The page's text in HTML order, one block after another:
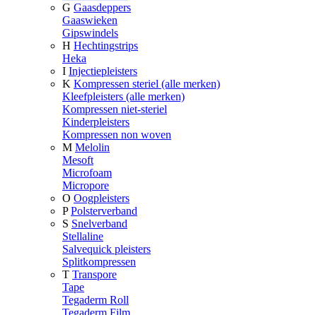
G Gaasdeppers
Gaaswieken
Gipswindels
H Hechtingstrips
Heka
I Injectiepleisters
K Kompressen steriel (alle merken)
Kleefpleisters (alle merken)
Kompressen niet-steriel
Kinderpleisters
Kompressen non woven
M Melolin
Mesoft
Microfoam
Micropore
O Oogpleisters
P Polsterverband
S Snelverband
Stellaline
Salvequick pleisters
Splitkompressen
T Transpore
Tape
Tegaderm Roll